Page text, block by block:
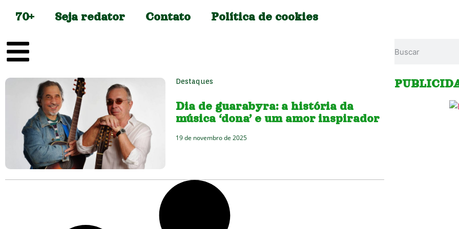
70+ Seja redator Contato Política de cookies
Destaques
Dia de guarabyra: a história da
música ‘dona’ e um amor inspirador
19 de novembro de 2025